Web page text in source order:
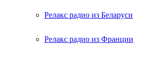
Релакс радио из Беларуси
Релакс радио из Франции